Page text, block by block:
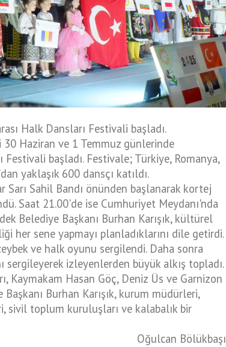
Halk Dansları Festivali başladı.
Haziran ve 1 Temmuz günlerinde
başladı. Festivale; Türkiye, Romanya,
yaklaşık 600 dansçı katıldı.
Sarı Sahil Bandı önünden başlanarak kortej
Saat 21.00'de ise Cumhuriyet Meydanı'nda
Belediye Başkanı Burhan Karışık, kültürel
sene yapmayı planladıklarını dile getirdi.
ve halk oyunu sergilendi. Daha sonra
sergileyerek izleyenlerden büyük alkış topladı.
Kaymakam Hasan Göç, Deniz Üs ve Garnizon
Burhan Karışık, kurum müdürleri,
sivil toplum kuruluşları ve kalabalık bir
Oğulcan Bölükbaşı